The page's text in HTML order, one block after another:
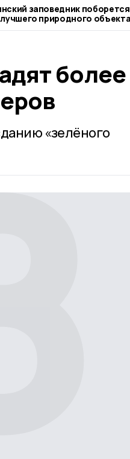
заповедник
природного объекта
более
«зелёного